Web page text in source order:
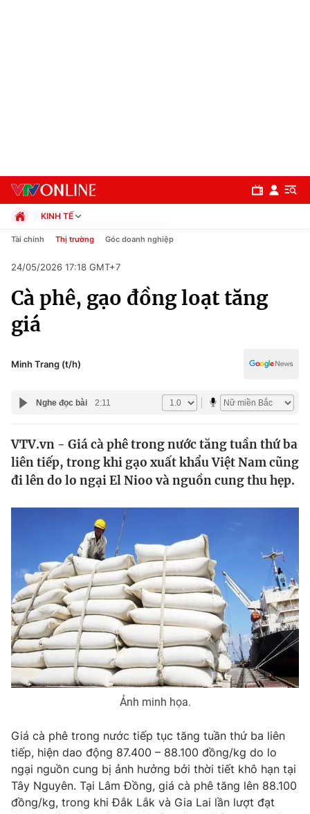
Chuyên mục
Chính trị
Pháp luật
Thế giới
Tin tức
Thế giới đó đây
Câu chuyện quốc tế
Thị trường
Góc doanh nghiệp
Dữ liệu và đời sống
Truyền hình
Phim VTV
Hậu trường
Nhân vật
Giải sao mai
Giải trí
Điện ảnh
Đời sống
Làm đẹp
Chất lượng cuộc sống
Tuyển sinh
Học trực tuyến
Công nghệ
Hitech Công nghệ tương lai
Giao lưu trực tuyến
KINH TẾ
Chính trị
Pháp luật
Kinh tế
Thể thao
Y tế
Công nghệ
Tài chính Thị trường Góc doanh nghiệp
24/05/2026 17:18 GMT+7
Cà phê, gạo đồng loạt tăng
giá
Minh Trang (t/h)
Nghe đọc bài 2:11
VTV.vn - Giá cà phê trong nước tăng tuần thứ ba
liên tiếp, trong khi gạo xuất khẩu Việt Nam cũng
đi lên do lo ngại El Nioo và nguồn cung thu hẹp.
Ảnh minh họa.
Giá cà phê trong nước tiếp tục tăng tuần thứ ba liên
tiếp, hiện dao động 87.400 – 88.100 đồng/kg do lo
ngại nguồn cung bị ảnh hưởng bởi thời tiết khô hạn tại
Tây Nguyên. Tại Lâm Đồng, giá cà phê tăng lên 88.100
đồng/kg, trong khi Đắk Lắk và Gia Lai lần lượt đạt